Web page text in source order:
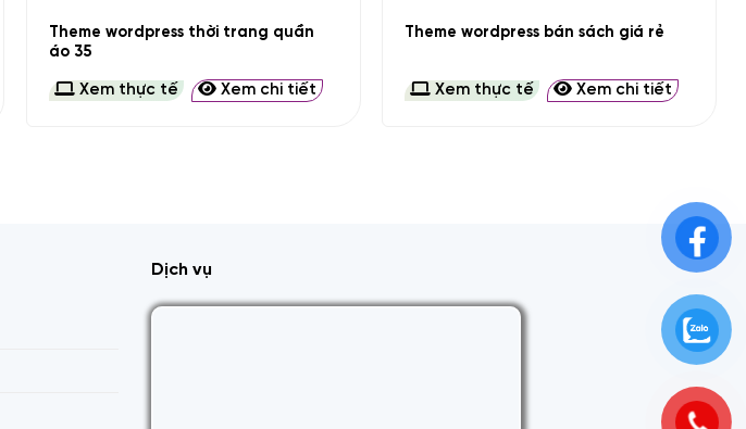
Theme wordpress thời trang quần
áo 35
Xem thực tế Xem chi tiết
Theme wordpress bán sách giá rẻ
Xem thực tế Xem chi tiết
Dịch vụ